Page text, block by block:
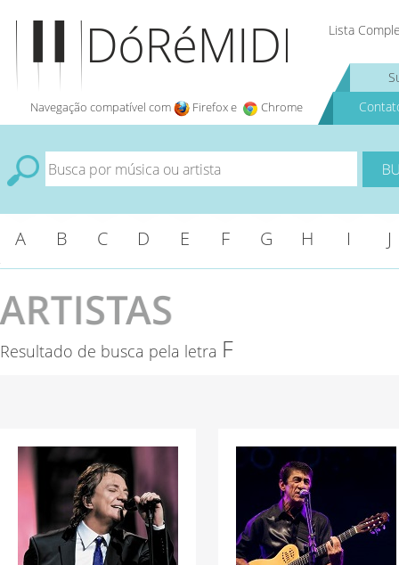
Lista
Navegação compatível com Firefox e Chrome
A B C D E F G H I J
Resultado de busca pela letra F